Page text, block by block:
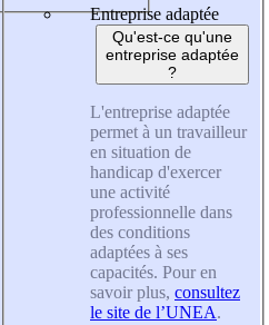
Entreprise adaptée
Qu'est-ce qu'une
entreprise adaptée
?
L'entreprise adaptée
permet à un travailleur
en situation de
handicap d'exercer
une activité
professionnelle dans
des conditions
adaptées à ses
capacités. Pour en
savoir plus, consultez
le site de l’UNEA.